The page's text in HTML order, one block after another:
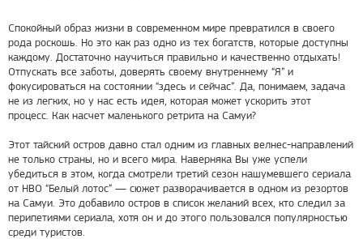
Спокойный образ жизни в современном мире превратился в своего
рода роскошь. Но это как раз одно из тех богатств, которые доступны
каждому. Достаточно научиться правильно и качественно отдыхать!
Отпускать все заботы, доверять своему внутреннему “Я” и
фокусироваться на состоянии “здесь и сейчас”. Да, понимаем, задача
не из легких, но у нас есть идея, которая может ускорить этот
процесс. Как насчет маленького ретрита на Самуи?
Этот тайский остров давно стал одним из главных велнес-направлений
не только страны, но и всего мира. Наверняка Вы уже успели
убедиться в этом, когда смотрели третий сезон нашумевшего сериала
от НВО “Белый лотос” — сюжет разворачивается в одном из резортов
на Самуи. Это добавило остров в список желаний всех, кто следил за
перипетиями сериала, хотя он и до этого пользовался популярностью
среди туристов.